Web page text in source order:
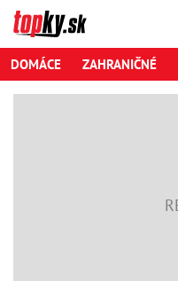
DOMÁCE ZAHRANIČNÉ